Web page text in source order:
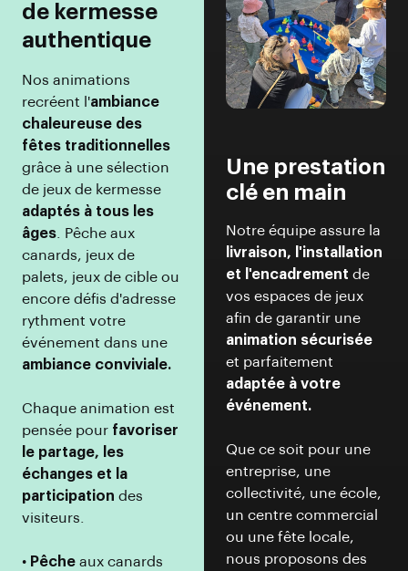
de kermesse
authentique
Nos animations
recréent l'ambiance
chaleureuse des
fêtes traditionnelles
grâce à une sélection
de jeux de kermesse
adaptés à tous les
âges. Pêche aux
canards, jeux de
palets, jeux de cible ou
encore défis d'adresse
rythment votre
événement dans une
ambiance conviviale.
Chaque animation est
pensée pour favoriser
le partage, les
échanges et la
participation des
visiteurs.
• Pêche aux canards
Une prestation
clé en main
Notre équipe assure la
livraison, l'installation
et l'encadrement de
vos espaces de jeux
afin de garantir une
animation sécurisée
et parfaitement
adaptée à votre
événement.
Que ce soit pour une
entreprise, une
collectivité, une école,
un centre commercial
ou une fête locale,
nous proposons des